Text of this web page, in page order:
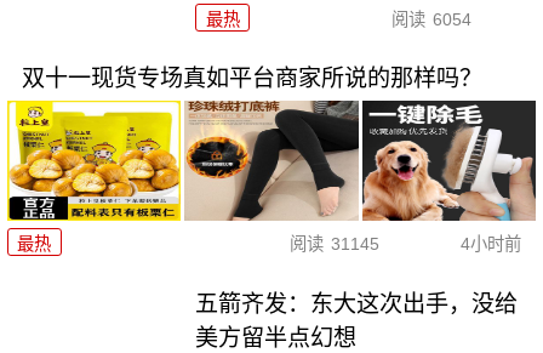
最热 阅读 6054
双十一现货专场真如平台商家所说的那样吗？
最热 阅读 31145 4小时前
五箭齐发：东大这次出手，没给
美方留半点幻想